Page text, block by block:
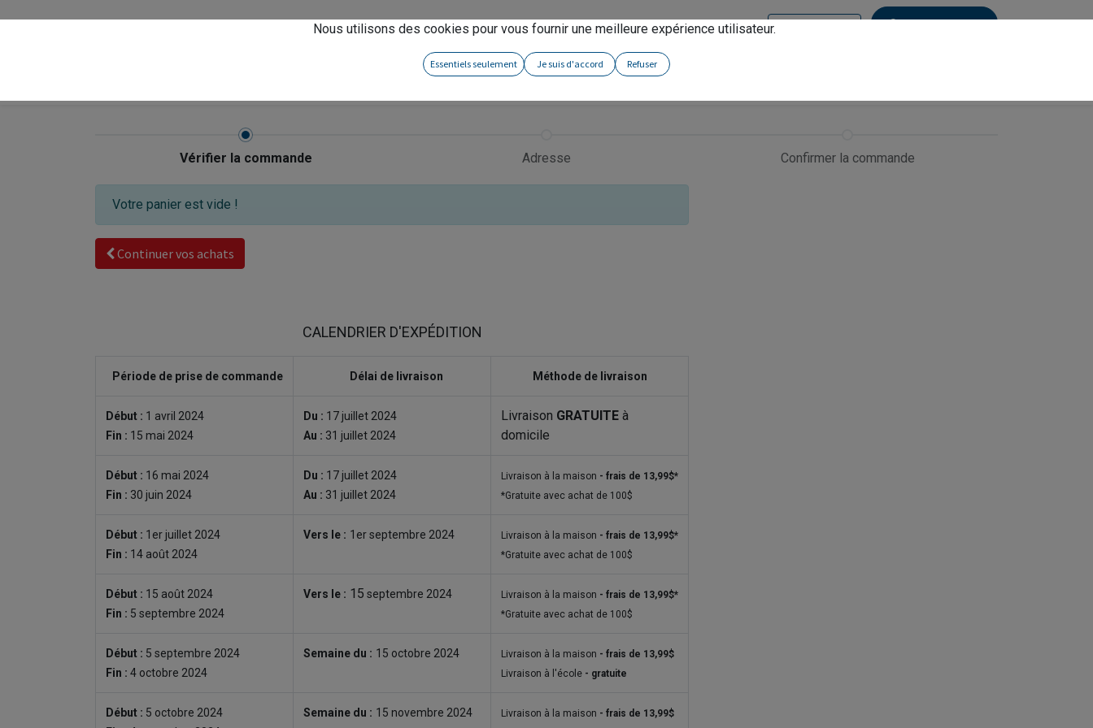
Vivez l'expérienceArseno! Contactez-nous
Vérifier la commande Adresse Confirmer la commande
Votre panier est vide !
Continuer vos achats
CALENDRIER D'EXPÉDITION
Période de prise de commande Délai de livraison Méthode de livraison
Début : 1 avril 2024
Fin : 15 mai 2024
Du : 17 juillet 2024
Au : 31 juillet 2024
Livraison GRATUITE à
domicile
Début : 16 mai 2024
Fin : 30 juin 2024
Du : 17 juillet 2024
Au : 31 juillet 2024
Livraison à la maison - frais de 13,99$*
*Gratuite avec achat de 100$
Début : 1er juillet 2024
Fin : 14 août 2024
Vers le : 1er septembre 2024 Livraison à la maison - frais de 13,99$*
*Gratuite avec achat de 100$
Début : 15 août 2024
Fin : 5 septembre 2024
Vers le : 15 sept​embre 2024 Livraison à la maison - frais de 13,99$*
*Gratuite avec achat de 100$
Début : 5 septembre 2024
Fin : 4 octobre 2024
Semaine du : 15 octobre 2024 Livraison à la maison - frais de 13,99$
Livraison à l'école - gratuite
Début : 5 octobre 2024
Semaine du : 15 novembre 2024 Livraison à la maison - frais de 13,99$
Nous utilisons des cookies pour vous fournir une meilleure expérience utilisateur.
Essentiels seulement Je suis d'accord Refuser